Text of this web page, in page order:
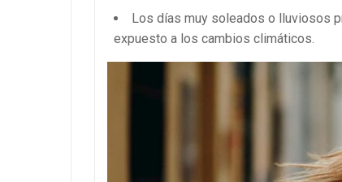
Los días muy soleados o lluviosos
expuesto a los cambios climáticos.